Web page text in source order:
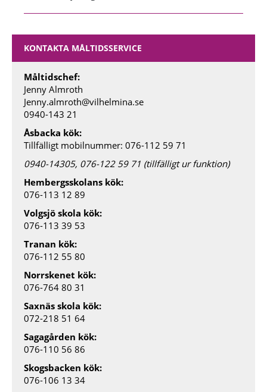
KONTAKTA MÅLTIDSSERVICE
Måltidschef:
Jenny Almroth
Jenny.almroth@vilhelmina.se
0940-143 21
Åsbacka kök:
Tillfälligt mobilnummer: 076-112 59 71
0940-14305, 076-122 59 71 (tillfälligt ur funktion)
Hembergsskolans kök:
076-113 12 89
Volgsjö skola kök:
076-113 39 53
Tranan kök:
076-112 55 80
Norrskenet kök:
076-764 80 31
Saxnäs skola kök:
072-218 51 64
Sagagården kök:
076-110 56 86
Skogsbacken kök:
076-106 13 34